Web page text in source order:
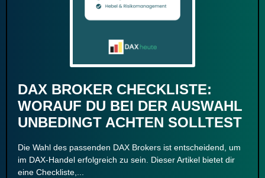
DAX BROKER CHECKLISTE:
WORAUF DU BEI DER AUSWAHL
UNBEDINGT ACHTEN SOLLTEST
Die Wahl des passenden DAX Brokers ist entscheidend, um
im DAX-Handel erfolgreich zu sein. Dieser Artikel bietet dir
eine Checkliste,...